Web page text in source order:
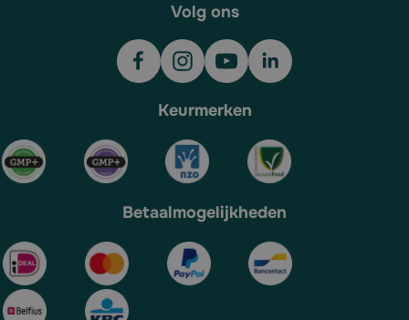
Volg ons
Keurmerken
Betaalmogelijkheden